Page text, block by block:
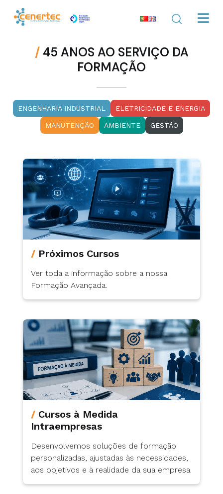
/45 ANOS AO SERVIÇO DA
FORMAÇÃO
ENGENHARIA INDUSTRIAL ELETRICIDADE E ENERGIA
MANUTENÇÃO AMBIENTE GESTÃO
Próximos Cursos
Ver toda a informação sobre a nossa
Formação Avançada.
Cursos à Medida
Intraempresas
Desenvolvemos soluções de formação
personalizadas, ajustadas às necessidades,
aos objetivos e à realidade da sua empresa.